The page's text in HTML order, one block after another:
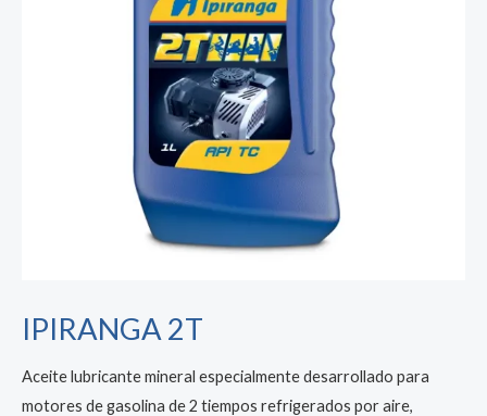
IPIRANGA 2T
Aceite lubricante mineral especialmente desarrollado para
motores de gasolina de 2 tiempos refrigerados por aire,